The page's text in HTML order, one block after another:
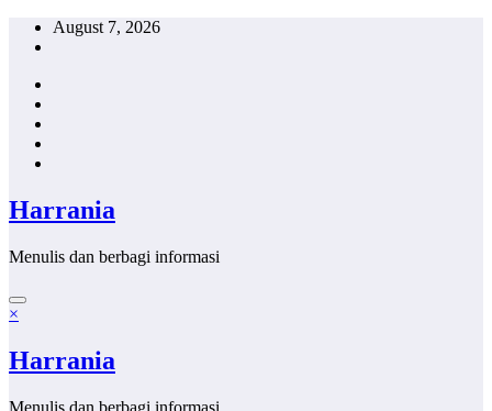
Skip
August 7, 2026
Harrania
Menulis dan berbagi informasi
×
Harrania
Menulis dan berbagi informasi